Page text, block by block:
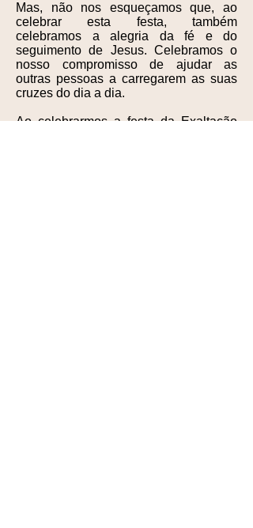
Mas, não nos esqueçamos que, ao
celebrar esta festa, também
celebramos a alegria da fé e do
seguimento de Jesus. Celebramos o
nosso compromisso de ajudar as
outras pessoas a carregarem as suas
cruzes do dia a dia.
Ao celebrarmos a festa da Exaltação